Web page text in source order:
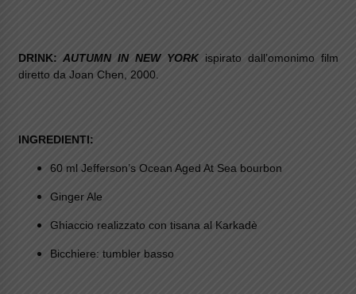
DRINK: AUTUMN IN NEW YORK ispirato dall’omonimo film
diretto da Joan Chen, 2000.
INGREDIENTI:
60 ml Jefferson’s Ocean Aged At Sea bourbon
Ginger Ale
Ghiaccio realizzato con tisana al Karkadè
Bicchiere: tumbler basso